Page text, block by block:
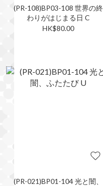
(PR-108)BP03-108 世界の終
わりがはじまる日 C
HK$80.00
(PR-021)BP01-104 光と闇、